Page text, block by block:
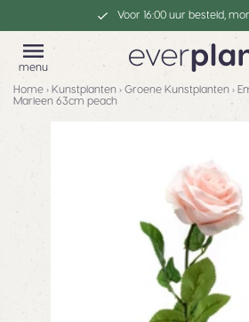
Voor 16:00 uur besteld,
menu
Home › Kunstplanten › Groene Kunstplanten ›
Marleen 63cm peach